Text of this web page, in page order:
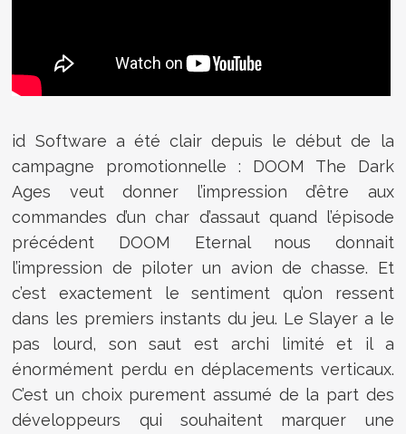
id Software a été clair depuis le début de la
campagne promotionnelle : DOOM The Dark
Ages veut donner l’impression d’être aux
commandes d’un char d’assaut quand l’épisode
précédent DOOM Eternal nous donnait
l’impression de piloter un avion de chasse. Et
c’est exactement le sentiment qu’on ressent
dans les premiers instants du jeu. Le Slayer a le
pas lourd, son saut est archi limité et il a
énormément perdu en déplacements verticaux.
C’est un choix purement assumé de la part des
développeurs qui souhaitent marquer une